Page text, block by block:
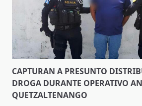
CAPTURAN A PRESUNTO
DROGA DURANTE OPERATIVO
QUETZALTENANGO